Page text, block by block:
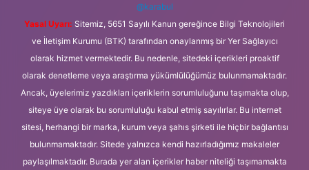
@karabul
Yasal Uyarı: Sitemiz, 5651 Sayılı Kanun gereğince Bilgi Teknolojileri
ve İletişim Kurumu (BTK) tarafından onaylanmış bir Yer Sağlayıcı
olarak hizmet vermektedir. Bu nedenle, sitedeki içerikleri proaktif
olarak denetleme veya araştırma yükümlülüğümüz bulunmamaktadır.
Ancak, üyelerimiz yazdıkları içeriklerin sorumluluğunu taşımakta olup,
siteye üye olarak bu sorumluluğu kabul etmiş sayılırlar. Bu internet
sitesi, herhangi bir marka, kurum veya şahıs şirketi ile hiçbir bağlantısı
bulunmamaktadır. Sitede yalnızca kendi hazırladığımız makaleler
paylaşılmaktadır. Burada yer alan içerikler haber niteliği taşımamakta